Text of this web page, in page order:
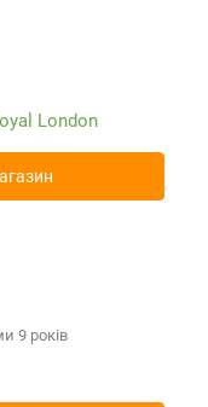
London
9 років